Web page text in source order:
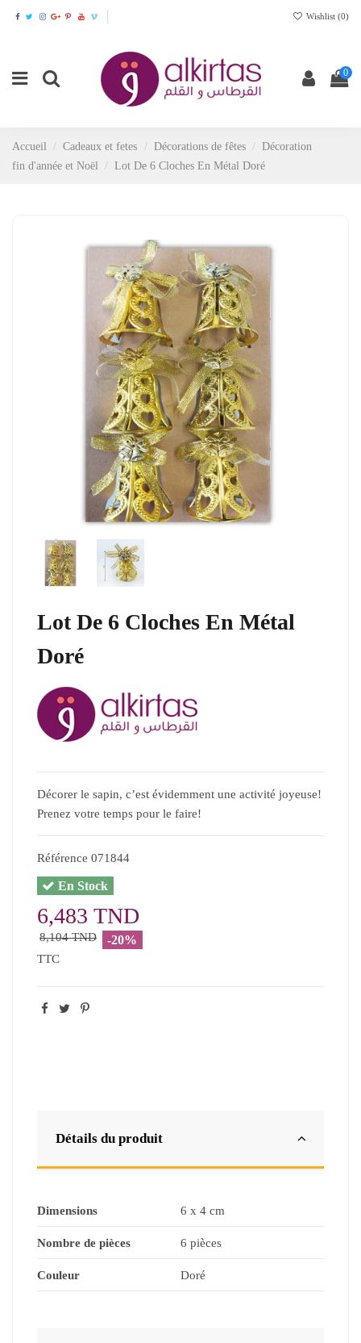
Wishlist (0)
0
Accueil Cadeaux et fetes Décorations de fêtes
Décoration
fin d'année et Noël
Lot De 6 Cloches En Métal Doré
Lot De 6 Cloches En Métal
Doré
Décorer le sapin, c’est évidemment une activité joyeuse!
Prenez votre temps pour le faire!
Référence 071844
En Stock
6,483 TND
8,104 TND -20%
TTC
Détails du produit
Dimensions 6 x 4 cm
Nombre de pièces 6 pièces
Couleur Doré